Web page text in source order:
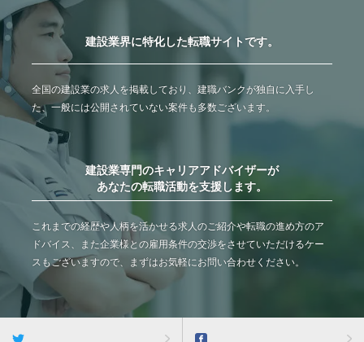
建設業界に特化した転職サイトです。
全国の建設業の求人を掲載しており、建職バンクが独自に入手し
た、一般には公開されていない案件も多数ございます。
建設業専門のキャリアアドバイザーが
あなたの転職活動を支援します。
これまでの経歴や人柄を活かせる求人のご紹介や転職の進め方のア
ドバイス、また企業様との雇用条件の交渉をさせていただけるケー
スもございますので、まずはお気軽にお問い合わせください。